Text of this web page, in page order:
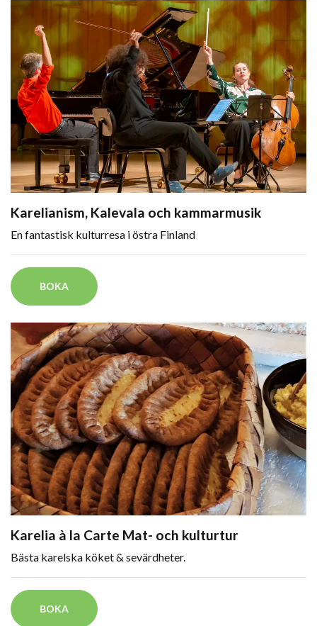
Karelianism, Kalevala och kammarmusik
En fantastisk kulturresa i östra Finland
BOKA
Karelia à la Carte Mat- och kulturtur
Bästa karelska köket & sevärdheter.
BOKA